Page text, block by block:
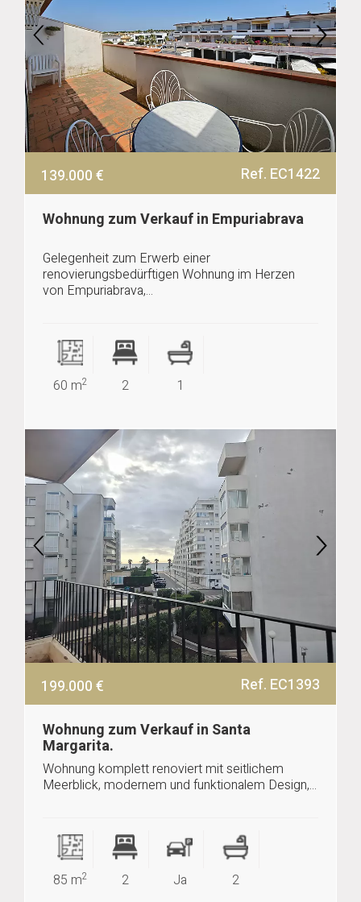
139.000 € Ref. EC1422
Wohnung zum Verkauf in Empuriabrava
Gelegenheit zum Erwerb einer
renovierungsbedürftigen Wohnung im Herzen
von Empuriabrava,...
60 m2 2 1
199.000 € Ref. EC1393
Wohnung zum Verkauf in Santa
Margarita.
Wohnung komplett renoviert mit seitlichem
Meerblick, modernem und funktionalem Design,...
85 m2 2 Ja 2